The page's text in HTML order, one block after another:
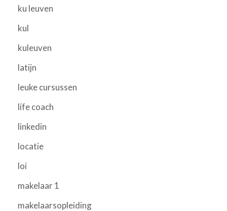
ku leuven
kul
kuleuven
latijn
leuke cursussen
life coach
linkedin
locatie
loi
makelaar 1
makelaarsopleiding